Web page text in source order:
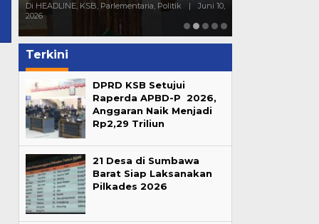
Di HEADLINE, KSB, Parlementaria, Politik |
Juni 10,
2026
Terkini
DPRD KSB Setujui
Raperda APBD-P 2026,
Anggaran Naik Menjadi
Rp2,29 Triliun
21 Desa di Sumbawa
Barat Siap Laksanakan
Pilkades 2026